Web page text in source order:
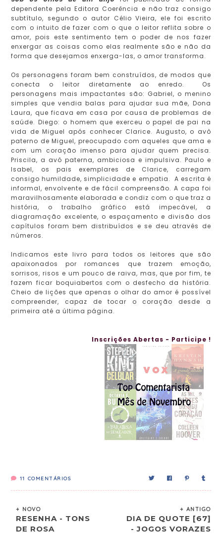
dependente pela Editora Coerência e não traz consigo
subtítulo, segundo o autor Célio Vieira, ele foi escrito
com o intuito de fazer com o que o leitor reflita sobre o
amor, pois este sentimento tem o poder de nos fazer
enxergar as coisas como elas realmente são e não da
forma que desejamos enxerga-las, o amor transforma.
Os personagens foram bem construídos, de modos que
conecta o leitor diretamente ao enredo. Os
personagens mais impactantes são: Gabriel, o menino
simples que vendia balas para ajudar sua mãe, Dona
Laura, que ficava em casa por causa de problemas de
saúde. Diego: o homem que exerceu o papel de pai na
vida de Miguel após conhecer Clarice. Augusto, o avô
paterno de Miguel, preocupado com aqueles que ama e
com um coração imenso para ajudar quem precisa.
Priscila, a avô paterna, ambiciosa e impulsiva. Paulo e
Isabel, os pais exemplares de Clarice, carregam
consigo humildade, simplicidade e empatia. A escrita é
informal, envolvente e de fácil compreensão. A capa foi
maravilhosamente elaborada e condiz com o que traz a
história, o trabalho gráfico está impecável, a
diagramação excelente, o espaçamento e divisão dos
capítulos foram bem distribuídos e se deu através de
números.
Indicamos este livro para todos os leitores que são
apaixonados por romances que trazem emoção,
sorrisos, risos e um pouco de raiva, mas, que por fim, te
fazem ficar boquiabertos com o desfecho da história.
Cheio de lições que apenas o olhar do amor é possível
compreender, capaz de tocar o coração desde a
primeira até a última página.
Inscrições Abertas - Participe !
11 COMENTÁRIOS
+ NOVO
RESENHA - TONS
DE ROSA
+ ANTIGO
DIA DE QUOTE [67]
- JOGOS VORAZES